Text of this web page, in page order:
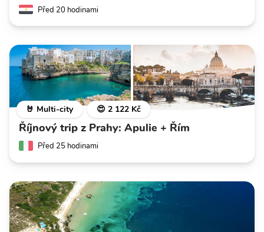
Před 20 hodinami
🤘 Multi-city 😍 2 122 Kč
Říjnový trip z Prahy: Apulie + Řím
Před 25 hodinami